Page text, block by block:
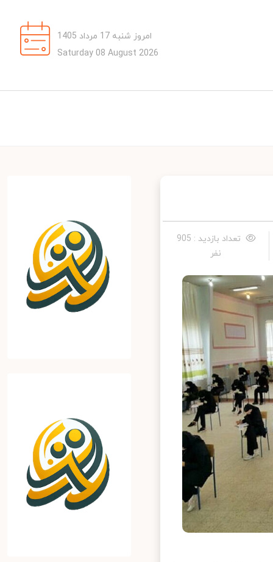
امروز شنبه 17 مرداد 1405
Saturday 08 August 2026
تعداد بازدید : 905
نفر